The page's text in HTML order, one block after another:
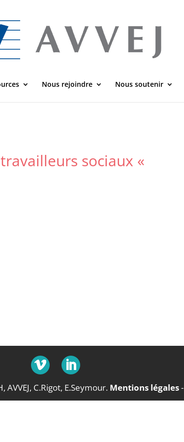
Nous rejoindre Nous soutenir
sociaux «
C.Rigot, E.Seymour. Mentions légales-